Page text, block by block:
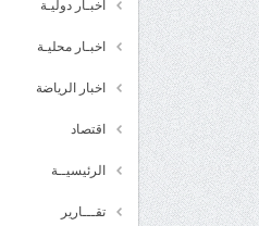
اخبـار دوليـة
اخبـار محليـة
اخبار الرياضة
اقتصاد
الرئيسيــة
تقـــارير